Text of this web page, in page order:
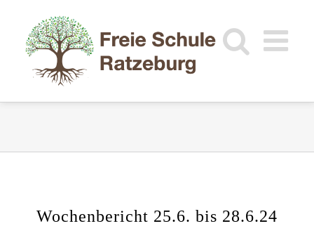
springen
Wochenbericht 25.6. bis 28.6.24